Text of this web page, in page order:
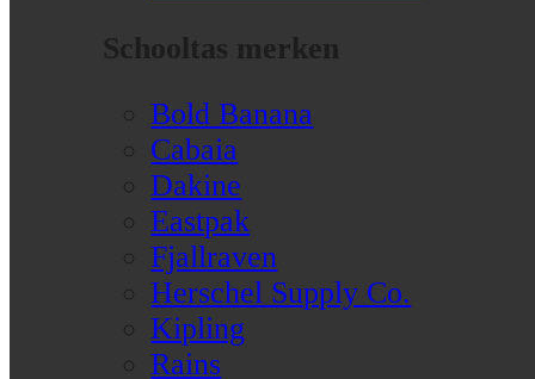
Schooltas merken
Bold Banana
Cabaia
Dakine
Eastpak
Fjallraven
Herschel Supply Co.
Kipling
Rains